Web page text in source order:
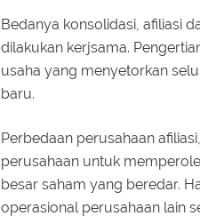
Bedanya konsolidasi, afiliasi
dilakukan kerjsama.
usaha yang menyetorkan
baru.
Perbedaan perusahaan
perusahaan untuk
besar saham yang beredar.
operasional perusahaan lain